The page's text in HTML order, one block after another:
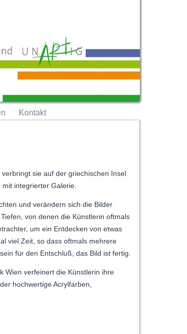
Kontakt
sie auf der griechischen Insel
integrierter Galerie.
und verändern sich die Bilder
von denen die Künstlerin oftmals
um ein Entdecken von etwas
viel Zeit, so dass oftmals mehrere
für den Entschluß, das Bild ist fertig.
Wien verfeinert die Künstlerin ihre
hochwertige Acrylfarben,